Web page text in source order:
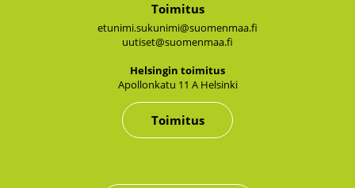
Toimitus
etunimi.sukunimi@suomenmaa.fi
uutiset@suomenmaa.fi
Hel­sin­gin toi­mi­tus
Apol­lon­ka­tu 11 A Hel­sin­ki
Toimitus